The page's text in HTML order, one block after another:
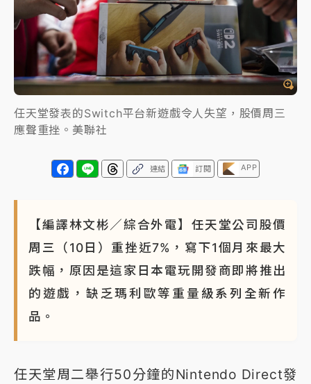
中颱白海豚環流掠北海！今明防劇烈降雨 東部高溫飆
38度
周末精選｜ 慈濟遭詐10億完整始末曝！律師掮客大玩兩
面手法 郭台銘、蔡英文成關鍵
本周爆款短影音｜ 柯文哲帶電子手鐶拄拐杖現身／周玉
蔻蔡玉真開撕爆料
任天堂發表的Switch平台新遊戲令人失望，股價周三
應聲重挫。美聯社
連結 訂閱 APP
【編譯林文彬／綜合外電】任天堂公司股價
周三（10日）重挫近7%，寫下1個月來最大
跌幅，原因是這家日本電玩開發商即將推出
的遊戲，缺乏瑪利歐等重量級系列全新作
品。
任天堂周二舉行50分鐘的Nintendo Direct發